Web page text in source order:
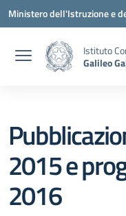
Vai ai contenuti
Vai al menu di navigazione
Vai al footer
Ministero dell'Istruzione e
Istituto
Galileo
2015 e
2016